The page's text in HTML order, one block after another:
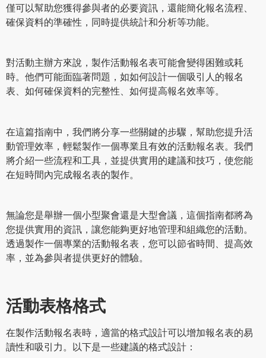
僅可以幫助您獲得參與者的必要資訊，還能簡化報名流程、
確保資料的準確性，同時提供統計和分析等功能。
對活動主辦方來說，製作活動報名表可能會變得困難或耗
時。他們可能面臨著問題，如如何設計一個吸引人的報名
表、如何確保資料的完整性、如何提高報名效率等。
在這篇指南中，我們將分享一些關鍵的步驟，幫助您提升活
動管理效率，輕鬆製作一個專業且有效的活動報名表。我們
將介紹一些流程和工具，並提供實用的建議和技巧，使您能
在短時間內完成報名表的製作。
無論您是舉辦一個小型聚會還是大型會議，這個指南都將為
您提供實用的資訊，讓您能夠更好地管理和組織您的活動。
透過製作一個專業的活動報名表，您可以節省時間、提高效
率，並為參與者提供更好的體驗。
活動表格格式
在製作活動報名表時，適當的格式設計可以增加報名表的易
讀性和吸引力。以下是一些建議的格式設計：